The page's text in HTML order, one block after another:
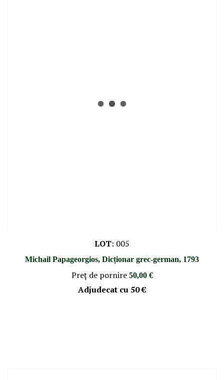
LOT: 005
Michail Papageorgios, Dicționar grec-german, 1793
Preţ de pornire 50,00 €
Adjudecat cu 50 €